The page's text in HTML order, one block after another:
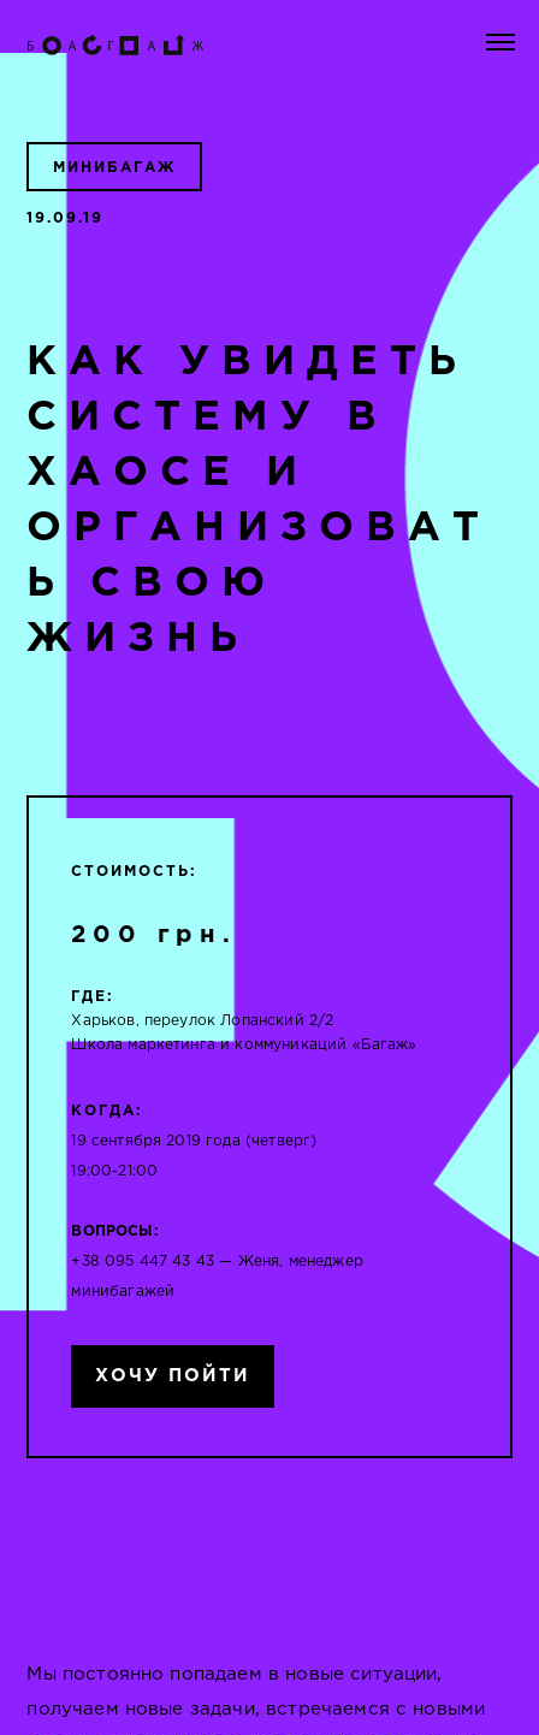
МИНИБАГАЖ
19.09.19
КАК УВИДЕТЬ
СИСТЕМУ В
ХАОСЕ И
ОРГАНИЗОВАТ
Ь СВОЮ
ЖИЗНЬ
СТОИМОСТЬ:
200 грн.
ГДЕ:
Харьков, переулок Лопанский 2/2
Школа маркетинга и коммуникаций «Багаж»
КОГДА:
19 сентября 2019 года (четверг)
19:00-21:00
ВОПРОСЫ:
+38 095 447 43 43 — Женя, менеджер
минибагажей
ХОЧУ ПОЙТИ
Мы постоянно попадаем в новые ситуации,
получаем новые задачи, встречаемся с новыми